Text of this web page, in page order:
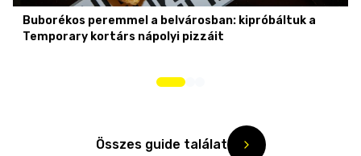
Buborékos peremmel a belvárosban: kipróbáltuk a
Temporary kortárs nápolyi pizzáit
Összes guide találat